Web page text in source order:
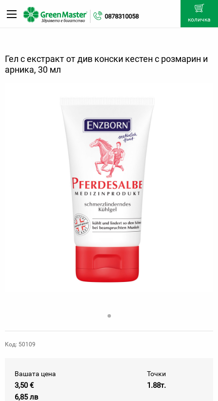
0878310058 количка
Гел с екстракт от див конски кестен с розмарин и
арника, 30 мл
Код: 50109
Вашата цена
3,50 €
6,85 лв
Точки
1.88т.